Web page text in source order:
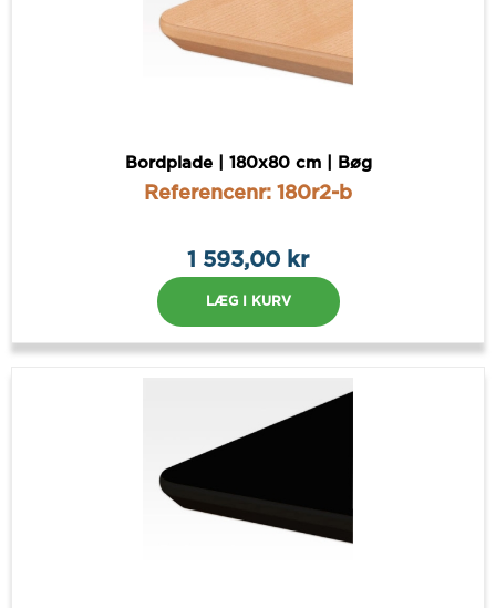
Bordplade | 180x80 cm | Bøg
Referencenr: 180r2-b
1 593,00 kr
LÆG I KURV